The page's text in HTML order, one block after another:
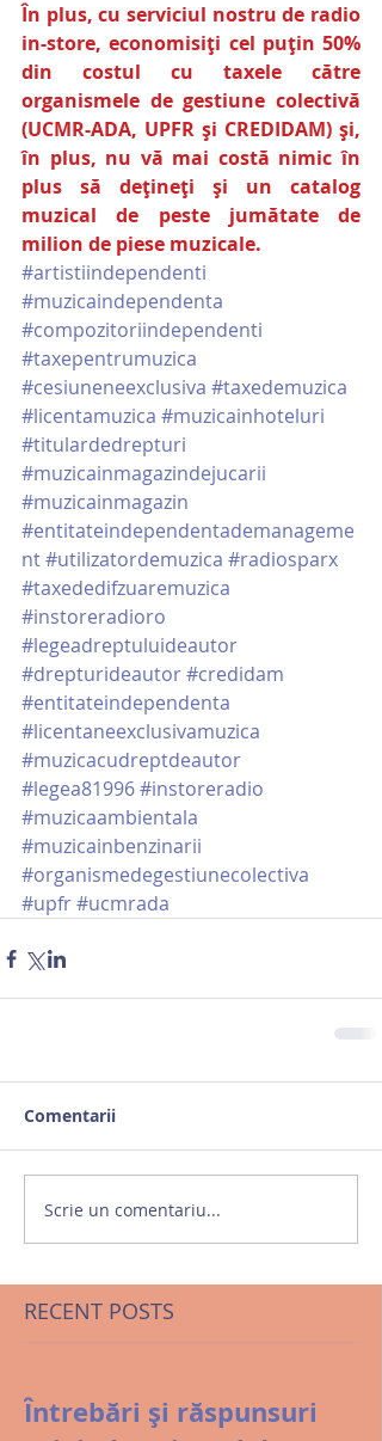
În plus, cu serviciul nostru de radio
in-store, economisiți cel puțin 50%
din costul cu taxele către
organismele de gestiune colectivă
(UCMR-ADA, UPFR și CREDIDAM) și,
în plus, nu vă mai costă nimic în
plus să dețineți și un catalog
muzical de peste jumătate de
milion de piese muzicale.
#artistiindependenti
#muzicaindependenta
#compozitoriindependenti
#taxepentrumuzica
#cesiuneneexclusiva #taxedemuzica
#licentamuzica #muzicainhoteluri
#titulardedrepturi
#muzicainmagazindejucarii
#muzicainmagazin
#entitateindependentademanageme
nt#utilizatordemuzica #radiosparx
#taxededifzuaremuzica
#instoreradioro
#legeadreptuluideautor
#drepturideautor#credidam
#entitateindependenta
#licentaneexclusivamuzica
#muzicacudreptdeautor
#legea81996#instoreradio
#muzicaambientala
#muzicainbenzinarii
#organismedegestiunecolectiva
#upfr#ucmrada
Comentarii
Scrie un comentariu...
RECENT POSTS
Întrebări și răspunsuri